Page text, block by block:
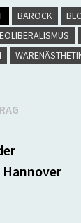
BAROCK
Vorheriger